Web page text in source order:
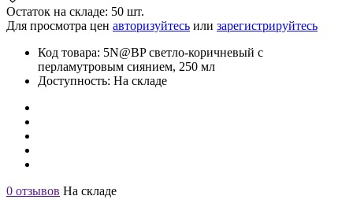
Остаток на складе: 50 шт.
Для просмотра цен авторизуйтесь или зарегистрируйтесь
Код товара: 5N@BP светло-коричневый с
перламутровым сиянием, 250 мл
Доступность: На складе
0 отзывов На складе